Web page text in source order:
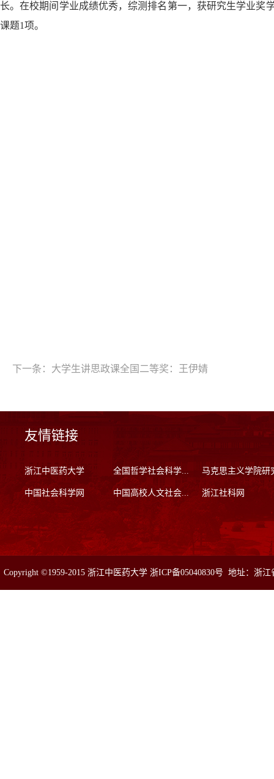
长。在校期间学业成绩优秀，综测排名第一，获研究生学业奖
课题1项。
下一条： 大学生讲思政课全国二等奖：王伊婧
友情链接
浙江中医药大学 全国哲学社会科学... 马克思主义学院研
中国社会科学网 中国高校人文社会... 浙江社科网
Copyright ©1959-2015 浙江中医药大学 浙ICP备05040830号 地址：浙